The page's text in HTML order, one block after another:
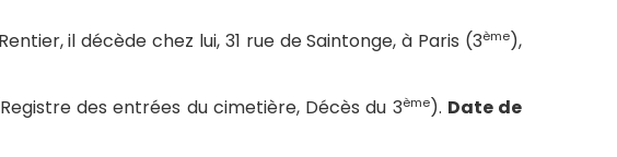
il décède chez lui, 31 rue de Saintonge, à Paris (3ème),
des entrées du cimetière, Décès du 3ème). Date de